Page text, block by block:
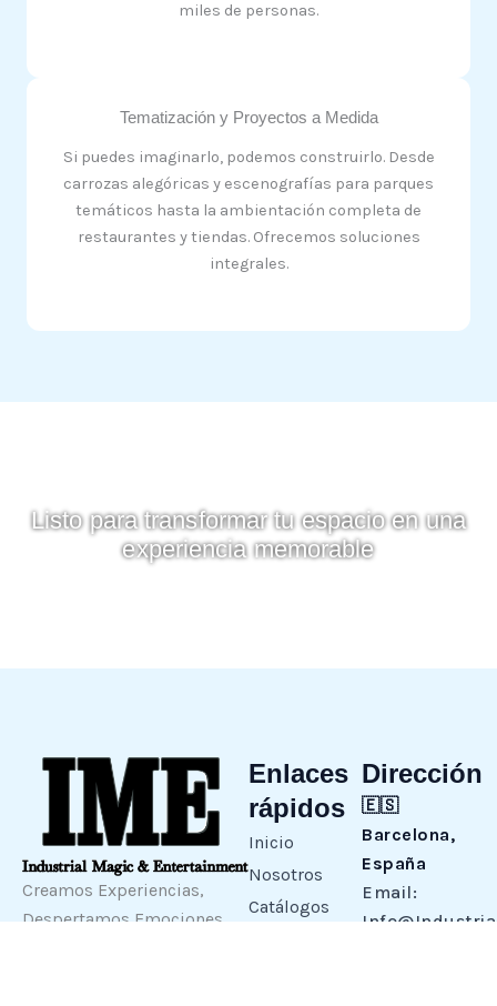
miles de personas.
Tematización y Proyectos a Medida
Si puedes imaginarlo, podemos construirlo. Desde
carrozas alegóricas y escenografías para parques
temáticos hasta la ambientación completa de
restaurantes y tiendas. Ofrecemos soluciones
integrales.
Listo para transformar tu espacio en una
experiencia memorable
Creamos Experiencias,
Despertamos Emociones.
Enlaces
rápidos
Inicio
Nosotros
Catálogos
Dirección
🇪🇸
Barcelona,
España
Email: